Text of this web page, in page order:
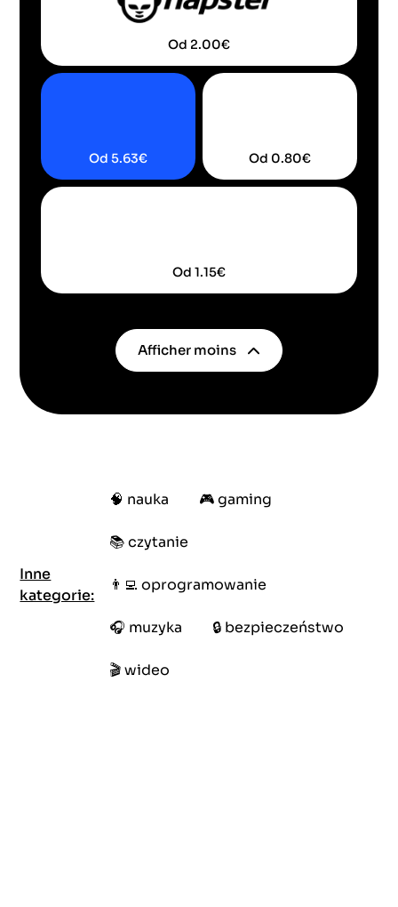
Od 2.00€
Od5.63€ Od 0.80€
Od1.15€
Afficher moins
Inne
kategorie:
🧠 nauka 🎮 gaming
📚 czytanie
👨‍💻 oprogramowanie
🎧 muzyka 🔒 bezpieczeństwo
🎬 wideo